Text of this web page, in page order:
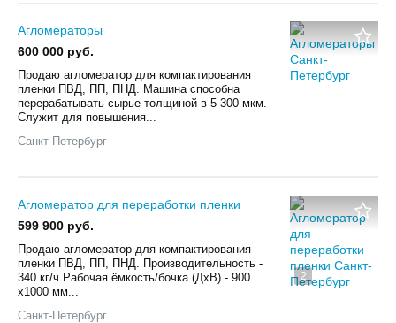
Агломераторы
600 000 руб.
Продаю агломератор для компактирования
пленки ПВД, ПП, ПНД. Машина способна
перерабатывать сырье толщиной в 5-300 мкм.
Служит для повышения...
Санкт-Петербург
2
Агломератор для переработки пленки
599 900 руб.
Продаю агломератор для компактирования
пленки ПВД, ПП, ПНД. Производительность -
340 кг/ч Рабочая ёмкость/бочка (ДхВ) - 900
x1000 мм...
Санкт-Петербург